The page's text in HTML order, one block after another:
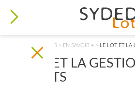
VOUS ÊTES ICI
> DÉCHETS > EN SAVOIR + > LE LOT ET LA
LE LOT ET LA
DÉCHETS